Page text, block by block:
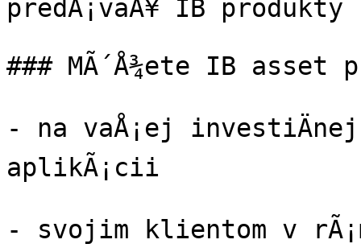
predÃ¡vaÅ¥ IB produkty
### MÃ´Å¾ete IB asset
- na vaÅ¡ej
aplikÃ¡cii
- svojim klientom v